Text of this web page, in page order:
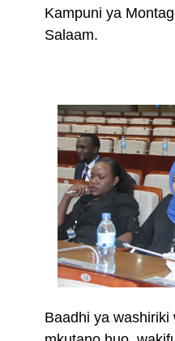
Kampuni ya
Salaam.
Baadhi ya washiriki